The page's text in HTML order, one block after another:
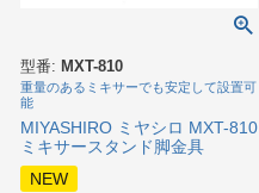
型番: MXT-810
重量のあるミキサーでも安定して設置可
能
MIYASHIRO ミヤシロ MXT-810
ミキサースタンド脚金具
NEW